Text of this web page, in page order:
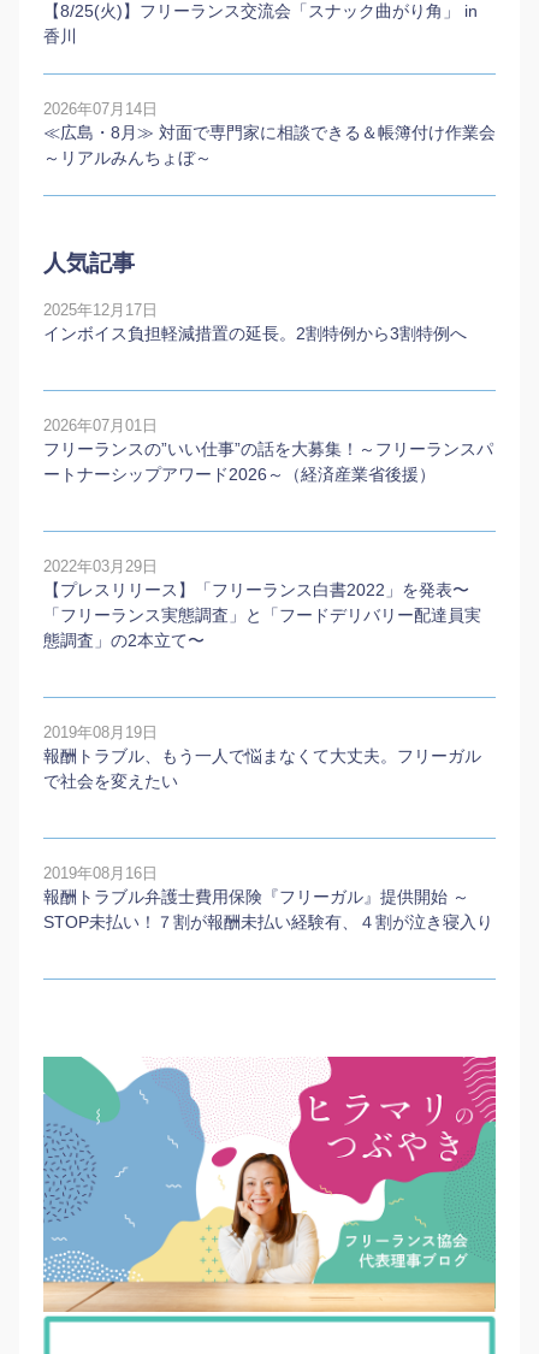
【8/25(火)】フリーランス交流会「スナック曲がり角」 in
香川
2026年07月14日
≪広島・8月≫ 対面で専門家に相談できる＆帳簿付け作業会
～リアルみんちょぼ～
人気記事
2025年12月17日
インボイス負担軽減措置の延長。2割特例から3割特例へ
2026年07月01日
フリーランスの”いい仕事”の話を大募集！～フリーランスパ
ートナーシップアワード2026～（経済産業省後援）
2022年03月29日
【プレスリリース】「フリーランス白書2022」を発表〜
「フリーランス実態調査」と「フードデリバリー配達員実
態調査」の2本⽴て〜
2019年08月19日
報酬トラブル、もう一人で悩まなくて大丈夫。フリーガル
で社会を変えたい
2019年08月16日
報酬トラブル弁護士費用保険『フリーガル』提供開始 ～
STOP未払い！７割が報酬未払い経験有、４割が泣き寝入り